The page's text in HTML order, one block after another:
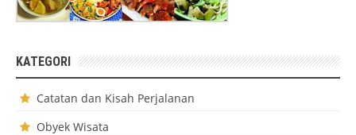
KATEGORI
Catatan dan Kisah Perjalanan
Obyek Wisata